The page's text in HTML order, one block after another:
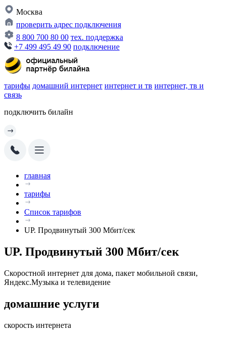
Москва
проверить адрес подключения
8 800 700 80 00 тех. поддержка
+7 499 495 49 90 подключение
тарифы домашний интернет интернет и тв интернет, тв и
связь
подключить билайн
главная
тарифы
Список тарифов
UP. Продвинутый 300 Мбит/сек
UP. Продвинутый 300 Мбит/сек
Скоростной интернет для дома, пакет мобильной связи,
Яндекс.Музыка и телевидение
домашние услуги
скорость интернета